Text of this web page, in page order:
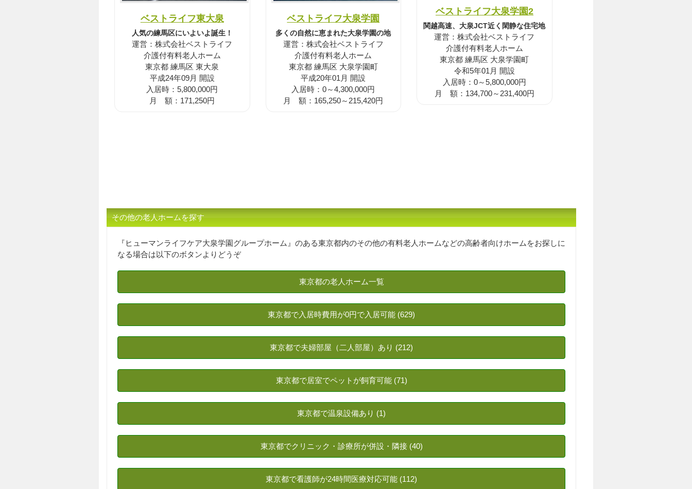
ベストライフ東大泉
人気の練馬区にいよいよ誕生！
運営：株式会社ベストライフ
介護付有料老人ホーム
東京都 練馬区 東大泉
平成24年09月 開設
入居時：5,800,000円
月 額：171,250円
ベストライフ大泉学園
多くの自然に恵まれた大泉学園の地
運営：株式会社ベストライフ
介護付有料老人ホーム
東京都 練馬区 大泉学園町
平成20年01月 開設
入居時：0～4,300,000円
月 額：165,250～215,420円
ベストライフ大泉学園2
関越高速、大泉JCT近く閑静な住宅地
運営：株式会社ベストライフ
介護付有料老人ホーム
東京都 練馬区 大泉学園町
令和5年01月 開設
入居時：0～5,800,000円
月 額：134,700～231,400円
その他の老人ホームを探す
『ヒューマンライフケア大泉学園グループホーム』のある東京都内のその他の有料老人ホームなどの高齢者向けホームをお探しに
なる場合は以下のボタンよりどうぞ